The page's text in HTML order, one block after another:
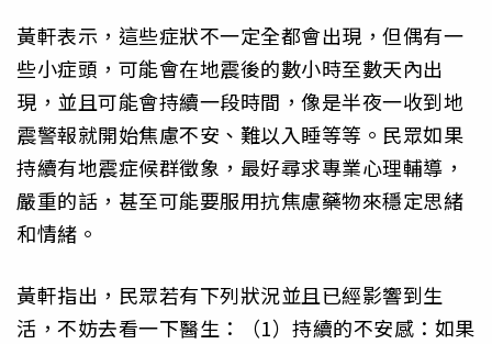
黃軒表示，這些症狀不一定全都會出現，但偶有一
些小症頭，可能會在地震後的數小時至數天內出
現，並且可能會持續一段時間，像是半夜一收到地
震警報就開始焦慮不安、難以入睡等等。民眾如果
持續有地震症候群徵象，最好尋求專業心理輔導，
嚴重的話，甚至可能要服用抗焦慮藥物來穩定思緒
和情緒。
黃軒指出，民眾若有下列狀況並且已經影響到生
活，不妨去看一下醫生：（1）持續的不安感：如果